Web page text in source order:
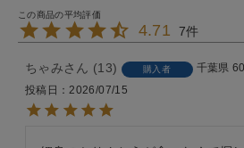
4.71 7
ちゃみ 13 購入者 千葉県
投稿日
2026/07/15